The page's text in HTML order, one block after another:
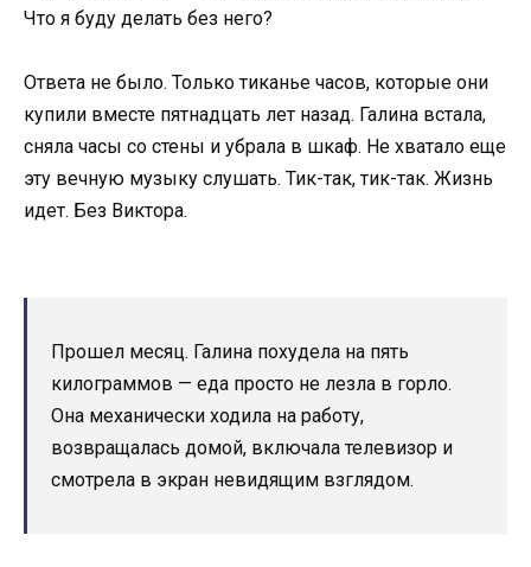
Что я буду делать без него?
Ответа не было. Только тиканье часов, которые они
купили вместе пятнадцать лет назад. Галина встала,
сняла часы со стены и убрала в шкаф. Не хватало еще
эту вечную музыку слушать. Тик-так, тик-так. Жизнь
идет. Без Виктора.
Прошел месяц. Галина похудела на пять
килограммов — еда просто не лезла в горло.
Она механически ходила на работу,
возвращалась домой, включала телевизор и
смотрела в экран невидящим взглядом.